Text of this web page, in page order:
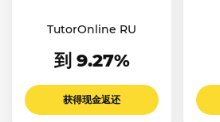
TutorOnline RU
到 9.27%
获得现金返还